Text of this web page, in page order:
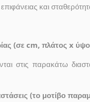
και
(σε cm, πλάτος x
στις παρακάτω
(το μοτίβο